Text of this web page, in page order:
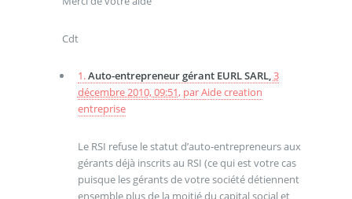
Cdt
1.Auto-entrepreneur gérant EURL SARL,3
décembre 2010, 09:51, parAide creation
entreprise
Le RSI refuse le statut d’auto-entrepreneurs aux
gérants déjà inscrits au RSI (ce qui est votre cas
puisque les gérants de votre société détiennent
ensemble plus de la moitié du capital social et